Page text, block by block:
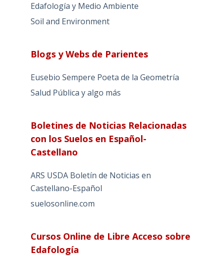
Edafología y Medio Ambiente
Soil and Environment
Blogs y Webs de Parientes
Eusebio Sempere Poeta de la Geometría
Salud Pública y algo más
Boletines de Noticias Relacionadas
con los Suelos en Español-
Castellano
ARS USDA Boletín de Noticias en
Castellano-Español
suelosonline.com
Cursos Online de Libre Acceso sobre
Edafología